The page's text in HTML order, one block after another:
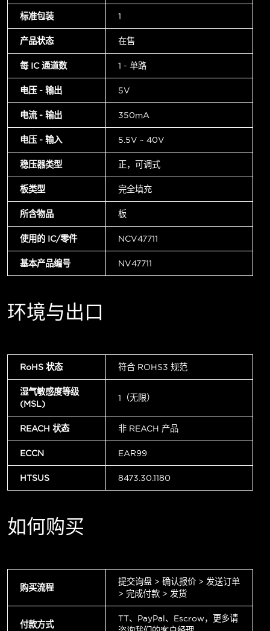
标准包装 1
产品状态 在售
每 IC 通道数 1 - 单路
电压 - 输出 5V
电流 - 输出 350mA
电压 - 输入 5.5V ~ 40V
稳压器类型 正，可调式
板类型 完全填充
所含物品 板
使用的 IC/零件 NCV47711
基本产品编号 NV47711
环境与出口
RoHS 状态 符合 ROHS3 规范
湿气敏感度等级
(MSL)
1（无限）
REACH 状态 非 REACH 产品
ECCN EAR99
HTSUS 8473.30.1180
如何购买
购买流程
提交询盘 > 确认报价 > 发送订单
> 完成付款 > 发货
付款方式
TT、PayPal、Escrow，更多请